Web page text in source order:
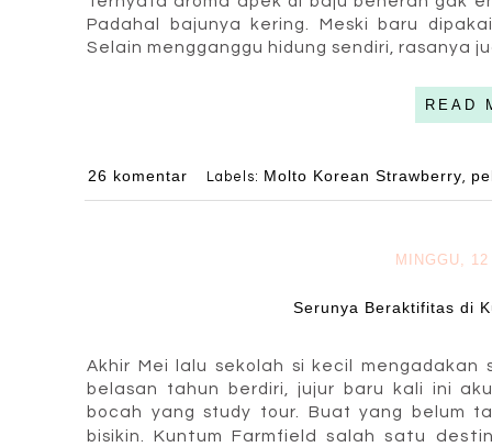
Padahal bajunya kering. Meski baru
Selain mengganggu hidung sendiri, rasanya
READ
26 komentar Labels: Molto Korean Strawberry,
MINGGU,
Serunya Beraktifitas di
Akhir Mei lalu sekolah si kecil mengadakan
belasan tahun berdiri, jujur baru kali ini
bocah yang study tour. Buat yang belum
bisikin.
Kuntum Farmfield salah satu